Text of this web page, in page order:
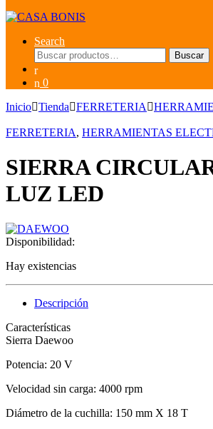
Search
Buscar
por:
Buscar
0
Inicio Tienda FERRETERIA
FERRETERIA, HERRAMIENTAS
SIERRA
LUZ LED
Disponibilidad:
Hay existencias
Descripción
Características
Sierra Daewoo
Potencia: 20 V
Velocidad sin carga: 4000 rpm
Diámetro de la cuchilla: 150 mm X 18 T